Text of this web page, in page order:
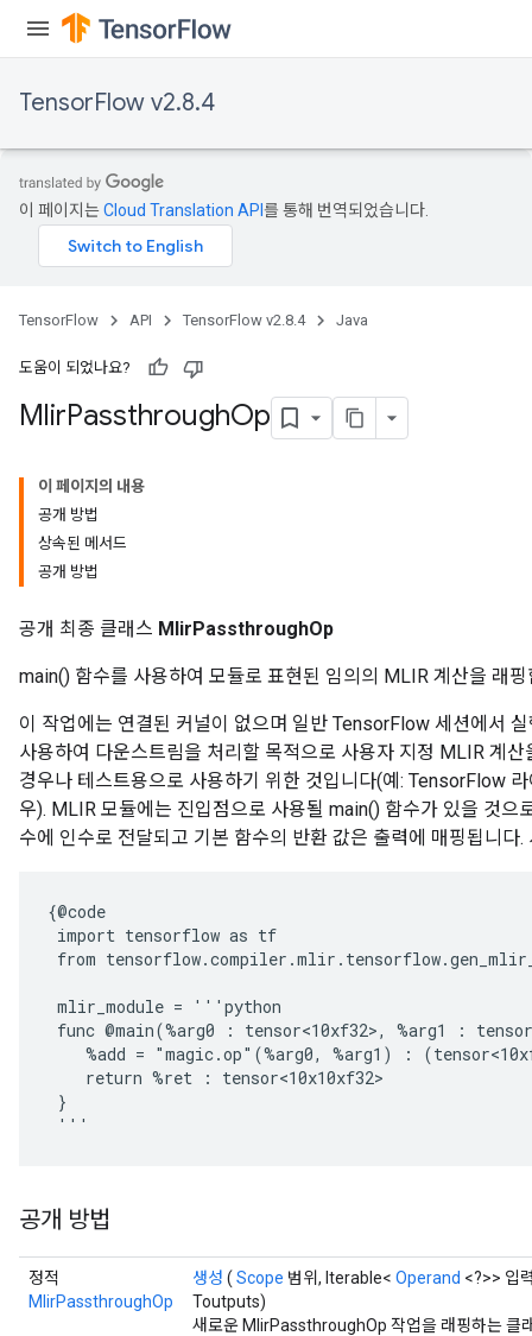
TensorFlow v2.8.4
이 페이지는Cloud Translation API 를 통해 번역되었습니다.
TensorFlow API TensorFlow v2.8.4 Java
도움이 되었나요?
MlirPassthroughOp
이 페이지의 내용
공개 방법
상속된 메서드
공개 방법
공개 최종 클래스 MlirPassthroughOp
main() 함수를 사용하여 모듈로 표현된 임의의 MLIR 계산을 래핑
이 작업에는 연결된 커널이 없으며 일반 TensorFlow 세션에서
사용하여 다운스트림을 처리할 목적으로 사용자 지정 MLIR 계
경우나 테스트용으로 사용하기 위한 것입니다(예: TensorFlow
우). MLIR 모듈에는 진입점으로 사용될 main() 함수가 있을 것으
수에 인수로 전달되고 기본 함수의 반환 값은 출력에 매핑됩니다.
{@code
import tensorflow as tf
from
mlir_module = '''python
func @main(%arg0 : tensor<10xf32>, %arg1 :
%add = "magic.op"(%arg0, %arg1) :
    return %ret : tensor<10x10xf32>
}
'''
공개 방법
정적
MlirPassthroughOp
생성 ( Scope 범위, Iterable< Operand <?>> 입
Toutputs)
새로운 MlirPassthroughOp 작업을 래핑하는 클